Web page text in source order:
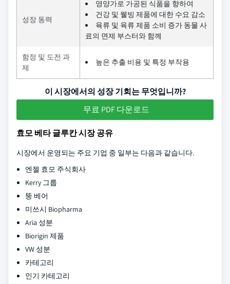
성장 동력
영양가로 가공된 식품을 향하여
건강 및 웰빙 제품에 대한 수요 감소
육류 및 육류 제품 소비 증가 동물 사
료의 면제 부스터와 함께
함정 및 도전 과
제
높은 추출 비용 및 특정 부작용
이 시장에서의 성장 기회는 무엇입니까?
무료 PDF 다운로드
효모 베타 글루칸 시장 공유
시장에서 운영되는 주요 기업 중 일부는 다음과 같습니다.
엔젤 효모 주식회사
Kerry 그룹
뚱 베어
미쓰시 Biopharma
Aria 성분
Biorigin 제품
VW 성분
카테고리
인기 카테고리